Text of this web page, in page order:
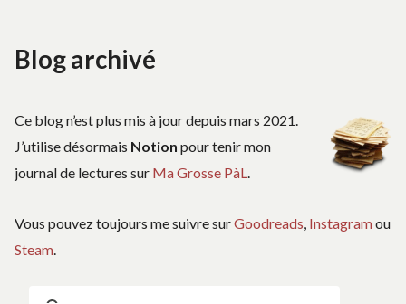
Blog archivé
Ce blog n’est plus mis à jour depuis mars 2021.
J’utilise désormais Notion pour tenir mon
journal de lectures sur Ma Grosse PàL.
Vous pouvez toujours me suivre surGoodreads Instagramou
Steam